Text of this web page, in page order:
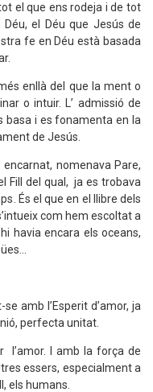
el que ens rodeja i de tot
el Déu que Jesús de
fe en Déu està basada
enllà del que la ment o
o intuir. L’ admissió de
basa i es fonamenta en la
de Jesús.
nomenava Pare,
Fill del qual, ja es trobava
És el que en el llibre dels
com hem escoltat a
havia encara els oceans,
amb l’Esperit d’amor, ja
perfecta unitat.
l’amor. I amb la força de
essers, especialment a
els humans.